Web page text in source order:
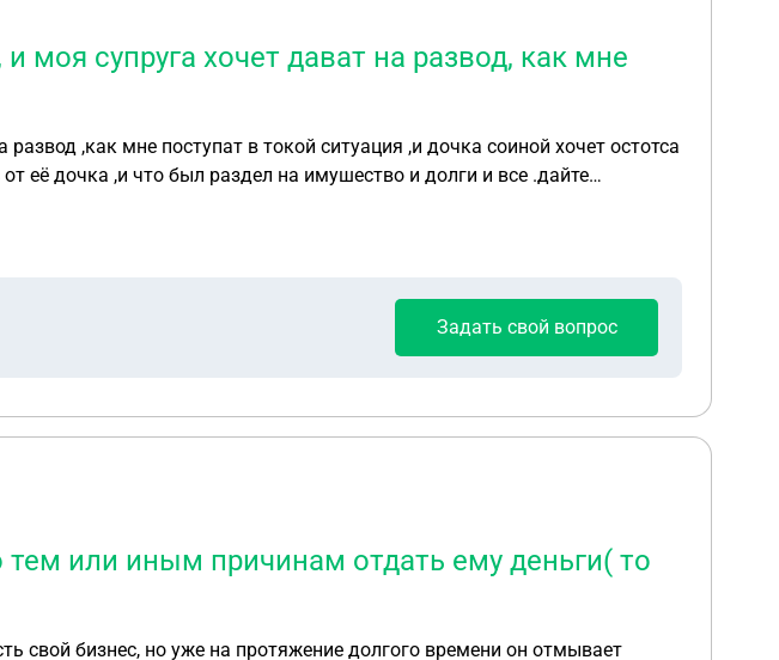
моя супруга хочет дават на развод, как мне
,как мне поступат в токой ситуация ,и дочка соиной хочет остотса
её дочка ,и что был раздел на имушество и долги и все .дайте
Задать свой вопрос
тем или иным причинам отдать ему деньги( то
свой бизнес, но уже на протяжение долгого времени он отмывает